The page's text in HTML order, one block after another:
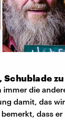
Schublade zu
immer die
damit, das
dass